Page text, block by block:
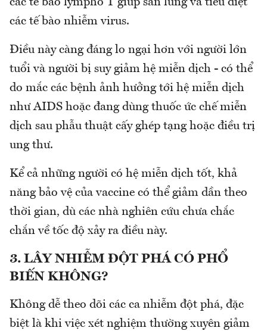
các tế bào lympho T giúp săn lùng và tiêu diệt
các tế bào nhiễm virus.
Điều này càng đáng lo ngại hơn với người lớn
tuổi và người bị suy giảm hệ miễn dịch - có thể
do mắc các bệnh ảnh hưởng tới hệ miễn dịch
như AIDS hoặc đang dùng thuốc ức chế miễn
dịch sau phẫu thuật cấy ghép tạng hoặc điều trị
ung thư.
Kể cả những người có hệ miễn dịch tốt, khả
năng bảo vệ của vaccine có thể giảm dần theo
thời gian, dù các nhà nghiên cứu chưa chắc
chắn về tốc độ xảy ra điều này.
3. LÂY NHIỄM ĐỘT PHÁ CÓ PHỔ
BIẾN KHÔNG?
Không dễ theo dõi các ca nhiễm đột phá, đặc
biệt là khi việc xét nghiệm thường xuyên giảm